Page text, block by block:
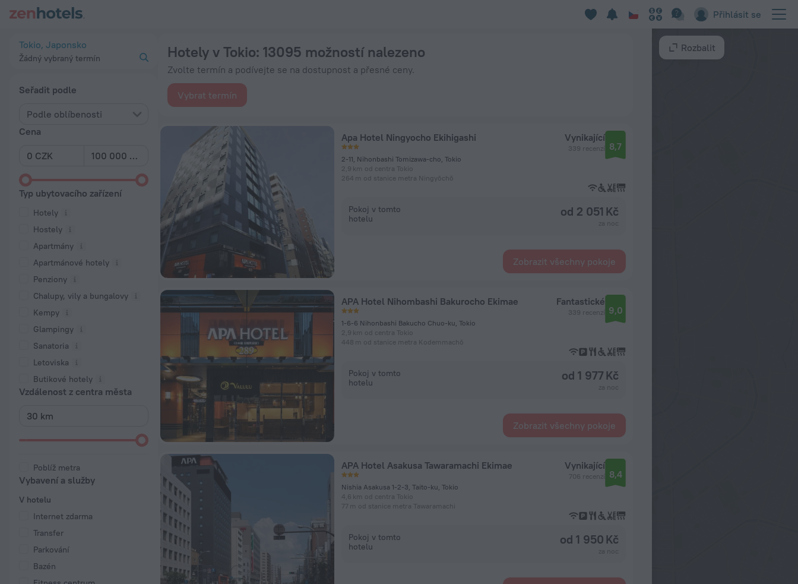
Přihlásit se
Tokio, Japonsko
Žádný vybraný termín
Seřadit podle
Podle oblíbenosti
Cena
Typ ubytovacího zařízení
Hotely
Hostely
Apartmány
Apartmánové hotely
Penziony
Chalupy, vily a bungalovy
Kempy
Glampingy
Sanatoria
Letoviska
Butikové hotely
Vzdálenost z centra města
Poblíž metra
Vybavení a služby
V hotelu
Internet zdarma
Transfer
Parkování
Bazén
Hotely v Tokio: 13095 možností nalezeno
Zvolte termín a podívejte se na dostupnost a přesné ceny.
Vybrat termín
Apa Hotel Ningyocho Ekihigashi
2-11, Nihonbashi Tomizawa-cho, Tokio
2,9 km od centra Tokio
264 m od stanice metra Ningyōchō
Vynikající
339 recenzí 8,7
Pokoj v tomto
hotelu
od 2 051 Kč
Zobrazit všechny pokoje
APA Hotel Nihombashi Bakurocho Ekimae
1-6-6 Nihonbashi Bakucho Chuo-ku, Tokio
2,9 km od centra Tokio
448 m od stanice metra Kodemmachō
Fantastické
339 recenzí 9,0
Pokoj v tomto
hotelu
od 1 977 Kč
Zobrazit všechny pokoje
APA Hotel Asakusa Tawaramachi Ekimae
Nishia Asakusa 1-2-3, Taito-ku, Tokio
4,6 km od centra Tokio
77 m od stanice metra Tawaramachi
Vynikající
706 recenzí 8,4
Pokoj v tomto
hotelu
od 1 950 Kč
Rozbalit
20 nejlepších Hotely v Tokio 2026 od 1 261 Kč - Rezervujte nyní na ZenHotels.com